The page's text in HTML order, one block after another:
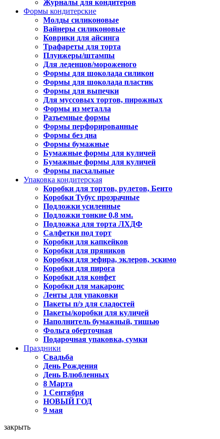
Журналы для кондитеров
Формы кондитерские
Молды силиконовые
Вайнеры силиконовые
Коврики для айсинга
Трафареты для торта
Плунжеры/штампы
Для леденцов/мороженого
Формы для шоколада силикон
Формы для шоколада пластик
Формы для выпечки
Для муссовых тортов, пирожных
Формы из металла
Разъемные формы
Формы перфорированные
Формы без дна
Формы бумажные
Бумажные формы для куличей
Бумажные формы для куличей
Формы пасхальные
Упаковка кондитерская
Коробки для тортов, рулетов, Бенто
Коробки Тубус прозрачные
Подложки усиленные
Подложки тонкие 0,8 мм.
Подложка для торта ЛХДФ
Салфетки под торт
Коробки для капкейков
Коробки для пряников
Коробки для зефира, эклеров, эскимо
Коробки для пирога
Коробки для конфет
Коробки для макаронс
Ленты для упаковки
Пакеты п/э для сладостей
Пакеты/коробки для куличей
Наполнитель бумажный, тишью
Фольга оберточная
Подарочная упаковка, сумки
Праздники
Свадьба
День Рождения
День Влюбленных
8 Марта
1 Сентября
НОВЫЙ ГОД
9 мая
закрыть